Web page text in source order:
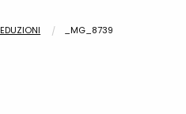
_MG_8739